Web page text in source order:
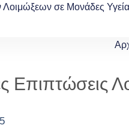
σε Μονάδες
Επιπτώσεις